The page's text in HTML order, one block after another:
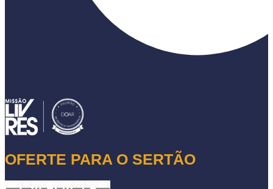
OFERTE PARA O SERTÃO